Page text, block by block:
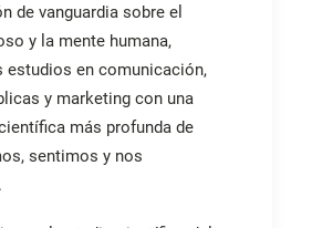
de vanguardia sobre el
y la mente humana,
estudios en comunicación,
y marketing con una
más profunda de
sentimos y nos